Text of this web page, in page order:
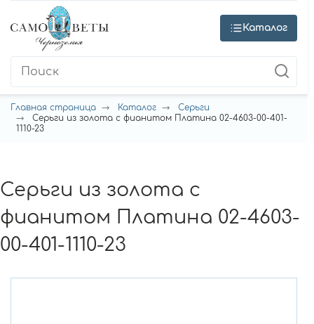
Каталог
Главная страница Каталог
Серьги
Серьги из золота с фианитом Платина 02-4603-00-401-
1110-23
Серьги из золота с
фианитом Платина 02-4603-
00-401-1110-23